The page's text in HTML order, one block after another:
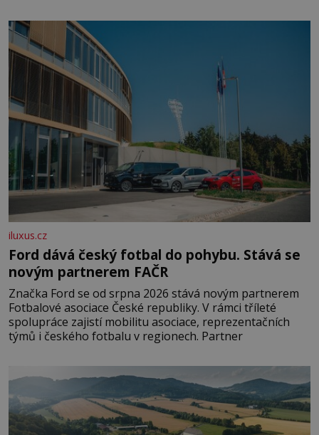
času tráví na zemi, kde sbírá zbytky semínek Jeho
domovinou je prakticky celá Austrálie s výjimkou
pobřežní oblasti.
iluxus.cz
Ford dává český fotbal do pohybu. Stává se
novým partnerem FAČR
Značka Ford se od srpna 2026 stává novým partnerem
Fotbalové asociace České republiky. V rámci tříleté
spolupráce zajistí mobilitu asociace, reprezentačních
týmů i českého fotbalu v regionech. Partner